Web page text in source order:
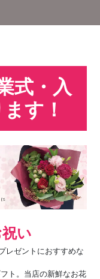
式・入
す！
い
レゼントにおすすめな
ト。当店の新鮮なお花